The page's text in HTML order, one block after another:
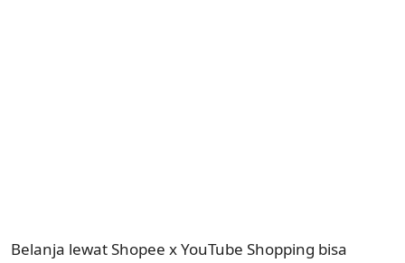
Belanja lewat Shopee x YouTube Shopping bisa